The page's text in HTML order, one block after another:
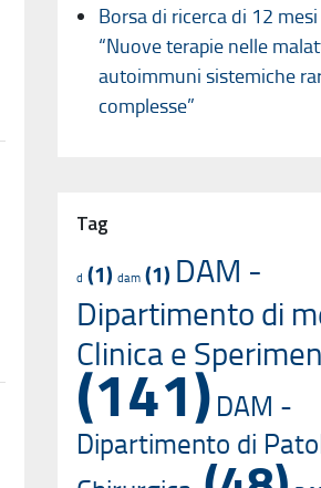
Borsa di ricerca di 12
“Nuove terapie nelle
autoimmuni sistemiche
complesse”
Tag
d (1) dam (1) DAM -
Dipartimento di
Clinica e
(141) DAM -
Dipartimento di